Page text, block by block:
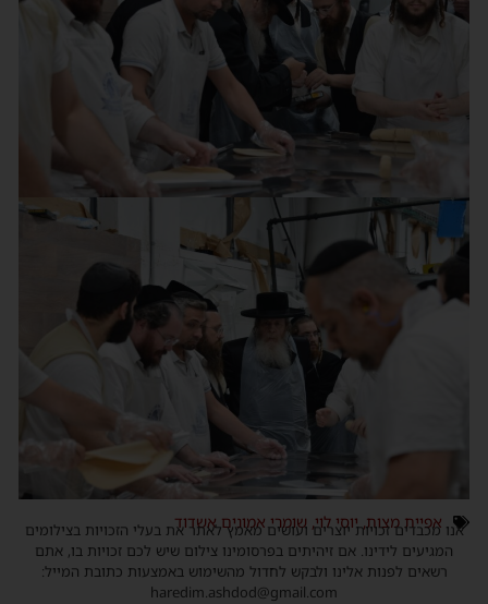
אפיית מצות,יוסי לוי, שומרי אמונים אשדוד
אנו מכבדים זכויות יוצרים ועושים מאמץ לאתר את בעלי הזכויות בצילומים
המגיעים לידינו. אם זיהיתים בפרסומינו צילום שיש לכם זכויות בו, אתם
רשאים לפנות אלינו ולבקש לחדול מהשימוש באמצעות כתובת המייל:
haredim.ashdod@gmail.com